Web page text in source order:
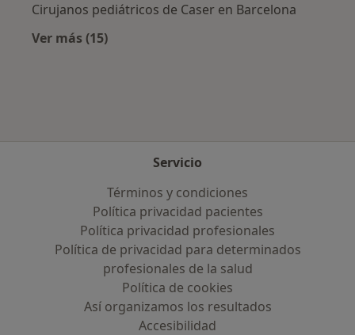
Cirujanos pediátricos de Caser en Barcelona
Ver más (15)
Servicio
Términos y condiciones
Política privacidad pacientes
Política privacidad profesionales
Política de privacidad para determinados
profesionales de la salud
Política de cookies
Así organizamos los resultados
Accesibilidad